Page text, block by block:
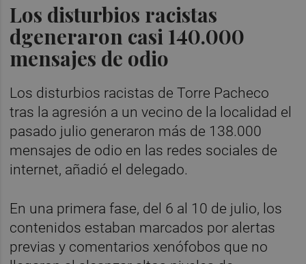
Los disturbios racistas
dgeneraron casi 140.000
mensajes de odio
Los disturbios racistas de Torre Pacheco
tras la agresión a un vecino de la localidad el
pasado julio generaron más de 138.000
mensajes de odio en las redes sociales de
internet, añadió el delegado.
En una primera fase, del 6 al 10 de julio, los
contenidos estaban marcados por alertas
previas y comentarios xenófobos que no